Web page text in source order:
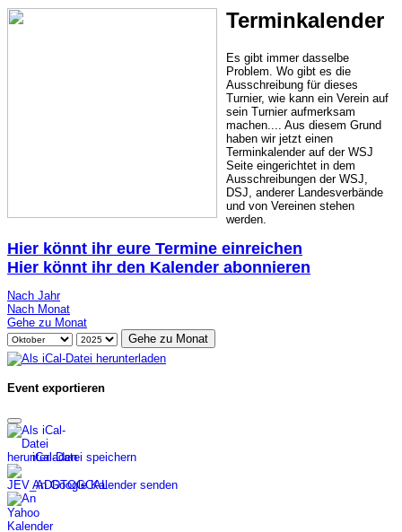
Terminkalender
Es gibt immer dasselbe
Problem. Wo gibt es die
Ausschreibung für dieses
Turnier, wie kann ein Verein auf
sein Turnier aufmerksam
machen.... Aus diesem Grund
haben wir jetzt einen
Terminkalender auf der WSJ
Seite eingerichtet in dem
Ausschreibungen der WSJ,
DSJ, anderer Landesverbände
und von Vereinen stehen
werden.
Hier könnt ihr eure Termine einreichen
Hier könnt ihr den Kalender abonnieren
Nach Jahr
Nach Monat
Gehe zu Monat
Gehe zu Monat
Event exportieren
iCal-Datei speichern
An Google Kalender senden